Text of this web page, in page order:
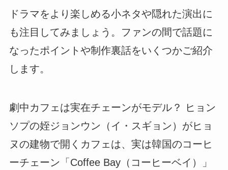
ドラマをより楽しめる小ネタや隠れた演出に
も注目してみましょう。ファンの間で話題に
なったポイントや制作裏話をいくつかご紹介
します。
劇中カフェは実在チェーンがモデル？ ヒョン
ソプの姪ジョンウン（イ・スギョン）がヒョ
ヌの建物で開くカフェは、実は韓国のコーヒ
ーチェーン「Coffee Bay（コーヒーベイ）」